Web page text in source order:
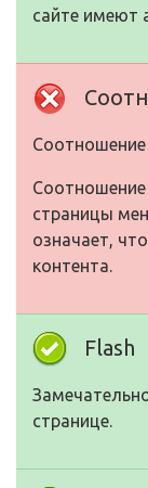
сайте имеют
Соотношение
Соотношение
страницы
означает,
контента.
Flash
странице.